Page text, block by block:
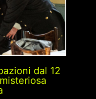
dal 12